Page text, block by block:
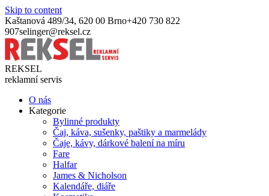
Skip to content
Kaštanová 489/34, 620 00 Brno+420 730 822
907selinger@reksel.cz
REKSEL
reklamní servis
O nás
Kategorie
Bylinné produkty
Čaj, káva, sušenky, paštiky a marmelády
Čaje, kávy, dárkové balení na míru
Fare
Halfar
James & Nicholson
Kalendáře, diáře